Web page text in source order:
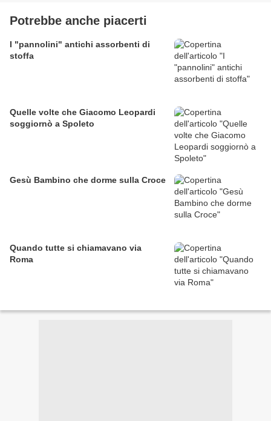
Potrebbe anche piacerti
I "pannolini" antichi assorbenti di
stoffa
Quelle volte che Giacomo Leopardi
soggiornò a Spoleto
Gesù Bambino che dorme sulla Croce
Quando tutte si chiamavano via
Roma